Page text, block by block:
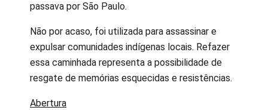
passava por São Paulo.
Não por acaso, foi utilizada para assassinar e
expulsar comunidades indígenas locais. Refazer
essa caminhada representa a possibilidade de
resgate de memórias esquecidas e resistências.
Abertura